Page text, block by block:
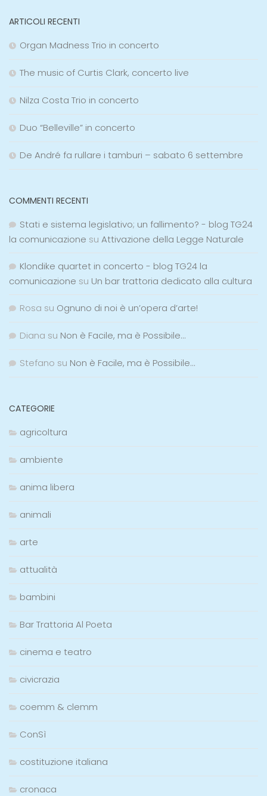
ARTICOLI RECENTI
Organ Madness Trio in concerto
The music of Curtis Clark, concerto live
Nilza Costa Trio in concerto
Duo “Belleville” in concerto
De André fa rullare i tamburi – sabato 6 settembre
COMMENTI RECENTI
Stati e sistema legislativo; un fallimento? - blog TG24
la comunicazione su Attivazione della Legge Naturale
Klondike quartet in concerto - blog TG24 la
comunicazione su Un bar trattoria dedicato alla cultura
Rosa su Ognuno di noi è un’opera d’arte!
Diana su Non è Facile, ma è Possibile…
Stefano su Non è Facile, ma è Possibile…
CATEGORIE
agricoltura
ambiente
anima libera
animali
arte
attualità
bambini
Bar Trattoria Al Poeta
cinema e teatro
civicrazia
coemm & clemm
ConSì
costituzione italiana
cronaca